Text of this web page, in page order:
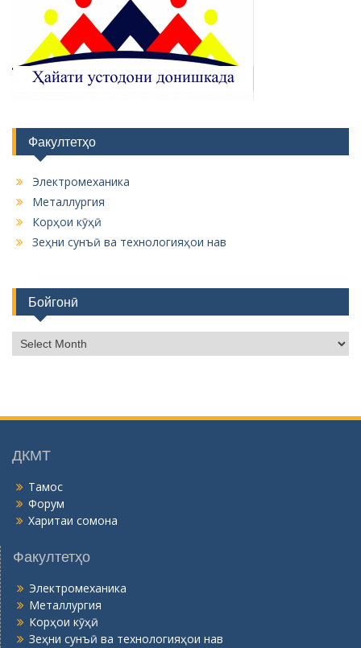
Факултетҳо
Электромеханика
Металлургия
Корҳои кӯҳӣ
Зеҳни сунъӣ ва технологияҳои нав
Бойгонӣ
о
н
ДКМТ
Тамос
Форум
Харитаи сомона
Факултетҳо
Электромеханика
Металлургия
Корҳои кӯҳӣ
Зеҳни сунъӣ ва технологияҳои нав